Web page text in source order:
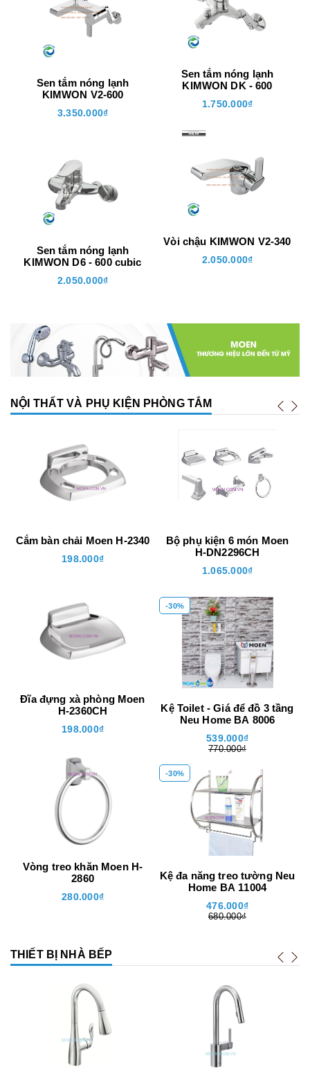
Sen tắm nóng lạnh
KIMWON V2-600
3.350.000₫
Sen tắm nóng lạnh
KIMWON D6 - 600 cubic
2.050.000₫
Sen tắm nóng lạnh
KIMWON DK - 600
1.750.000₫
Vòi chậu KIMWON V2-340
2.050.000₫
NỘI THẤT VÀ PHỤ KIỆN PHÒNG TẮM
Cắm bàn chải Moen H-2340
198.000₫
Đĩa đựng xà phòng Moen
H-2360CH
198.000₫
Vòng treo khăn Moen H-
2860
280.000₫
Bộ phụ kiện 6 món Moen
H-DN2296CH
1.065.000₫
-30%
Kệ Toilet - Giá để đồ 3 tầng
Neu Home BA 8006
539.000₫
770.000₫
-30%
Kệ đa năng treo tường Neu
Home BA 11004
476.000₫
680.000₫
THIẾT BỊ NHÀ BẾP